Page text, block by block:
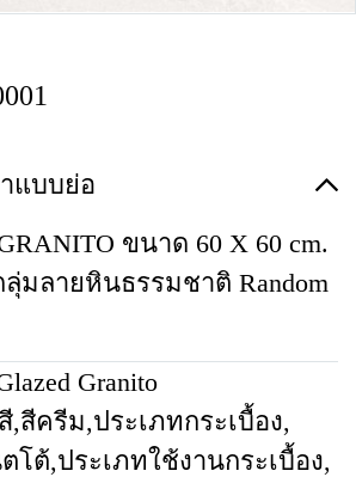
แบบย่อ
ขนาด 60 X 60 cm.
มลายหินธรรมชาติ Random
Granito
,สีครีม,ประเภทกระเบื้อง,
โต้,ประเภทใช้งานกระเบื้อง,